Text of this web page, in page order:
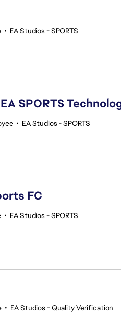
• EA Studios - SPORTS
SPORTS
• EA Studios - SPORTS
FC
• EA Studios - SPORTS
• EA Studios - Quality Verification